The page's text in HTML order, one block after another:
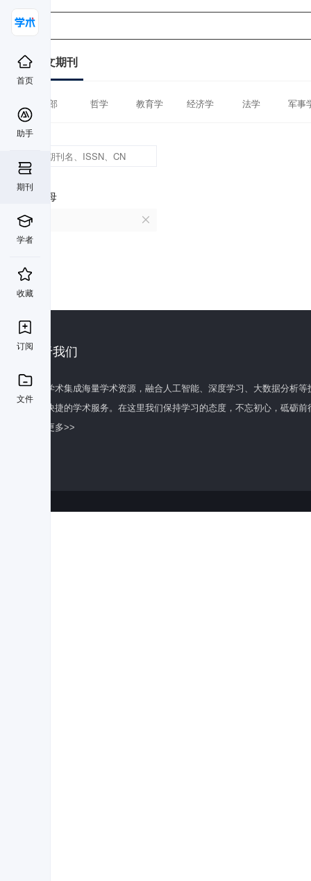
首页
助手
期刊
学者
收藏
订阅
文件
中文期刊
全部 哲学 教育学 经济学 法学 军事
首字母
C
关于我们
百度学术集成海量学术资源，融合人工智能、深度学习、大数据分析
全面快捷的学术服务。在这里我们保持学习的态度，不忘初心，砥砺前
了解更多>>